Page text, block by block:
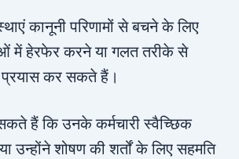
कानूनी परिणामों से बचने के लिए
में हेरफेर करने या गलत तरीके से
कर सकते हैं।
हैं कि उनके कर्मचारी स्वैच्छिक
उन्होंने शोषण की शर्तों के लिए सहमति